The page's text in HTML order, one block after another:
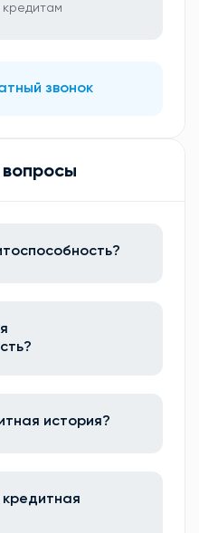
звонок
история?